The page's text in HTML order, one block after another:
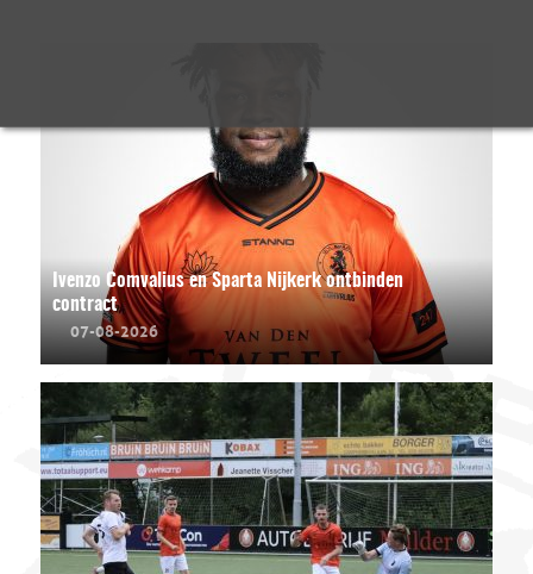
Ivenzo Comvalius en Sparta Nijkerk ontbinden
contract
07-08-2026